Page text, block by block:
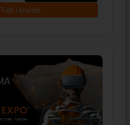
Tutti i brands